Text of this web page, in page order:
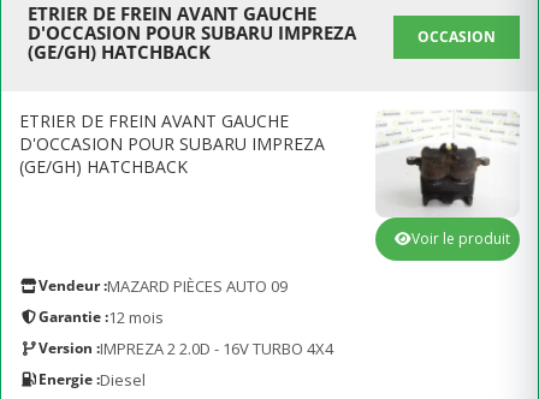
ETRIER DE FREIN AVANT GAUCHE
D'OCCASION POUR SUBARU IMPREZA
(GE/GH) HATCHBACK
OCCASION
ETRIER DE FREIN AVANT GAUCHE
D'OCCASION POUR SUBARU IMPREZA
(GE/GH) HATCHBACK
Vendeur :MAZARD PIÈCES AUTO 09
Garantie :12 mois
Version :IMPREZA 2 2.0D - 16V TURBO 4X4
Energie :Diesel
Voir le produit